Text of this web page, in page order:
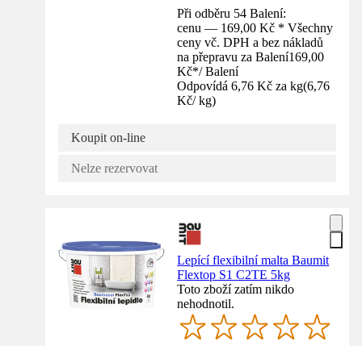
Při odběru 54 Balení:
cenu — 169,00 Kč * Všechny
ceny vč. DPH a bez nákladů
na přepravu za Balení169,00
Kč*/ Balení
Odpovídá 6,76 Kč za kg(6,76
Kč/ kg)
Koupit on-line
Nelze rezervovat
Lepící flexibilní malta Baumit
Flextop S1 C2TE 5kg
Toto zboží zatím nikdo
nehodnotil.